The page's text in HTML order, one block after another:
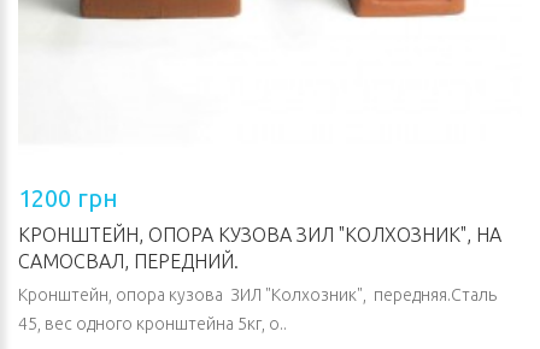
1200 грн
КРОНШТЕЙН, ОПОРА КУЗОВА ЗИЛ "КОЛХОЗНИК", НА
САМОСВАЛ, ПЕРЕДНИЙ.
Кронштейн, опора кузова ЗИЛ "Колхозник", передняя.Сталь
45, вес одного кронштейна 5кг, о..